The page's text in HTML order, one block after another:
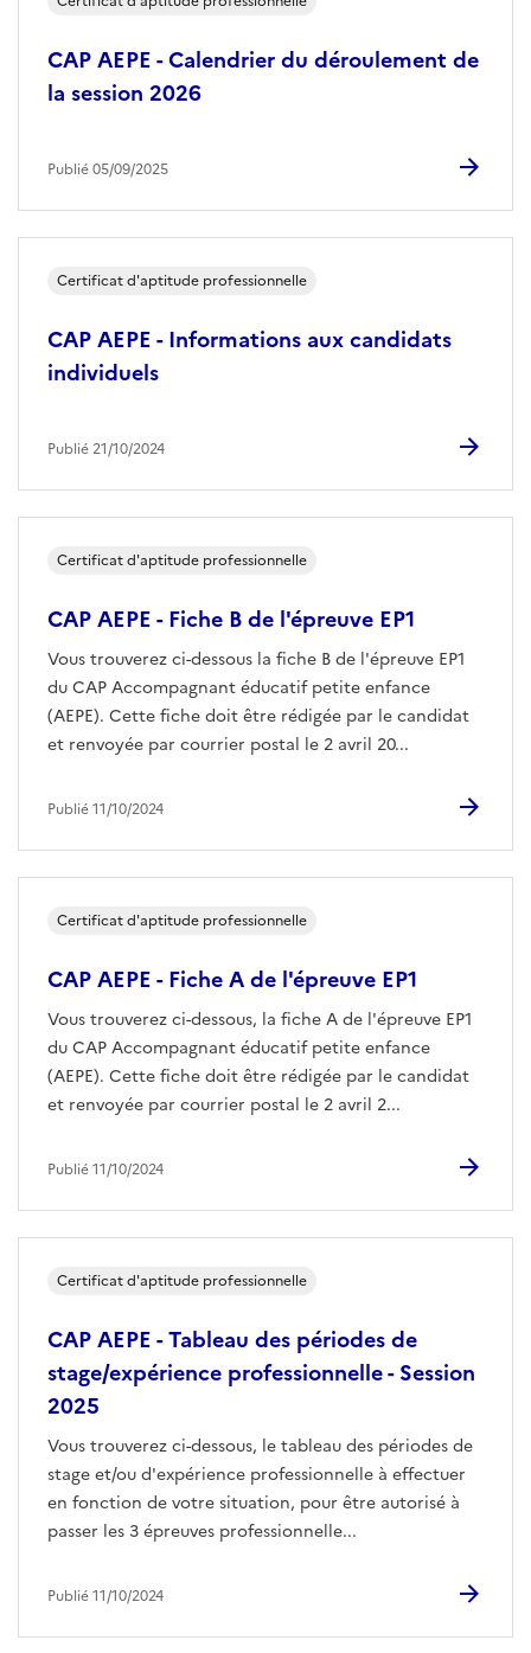
CAP AEPE - Calendrier du déroulement de
la session 2026
Publié 05/09/2025
CAP AEPE - Informations aux candidats
individuels
Certificat d'aptitude professionnelle
Publié 21/10/2024
CAP AEPE - Fiche B de l'épreuve EP1
Vous trouverez ci-dessous la fiche B de l'épreuve EP1
du CAP Accompagnant éducatif petite enfance
(AEPE). Cette fiche doit être rédigée par le candidat
et renvoyée par courrier postal le 2 avril 20...
Certificat d'aptitude professionnelle
Publié 11/10/2024
CAP AEPE - Fiche A de l'épreuve EP1
Vous trouverez ci-dessous, la fiche A de l'épreuve EP1
du CAP Accompagnant éducatif petite enfance
(AEPE). Cette fiche doit être rédigée par le candidat
et renvoyée par courrier postal le 2 avril 2...
Certificat d'aptitude professionnelle
Publié 11/10/2024
CAP AEPE - Tableau des périodes de
stage/expérience professionnelle - Session
2025
Vous trouverez ci-dessous, le tableau des périodes de
stage et/ou d'expérience professionnelle à effectuer
en fonction de votre situation, pour être autorisé à
passer les 3 épreuves professionnelle...
Certificat d'aptitude professionnelle
Publié 11/10/2024